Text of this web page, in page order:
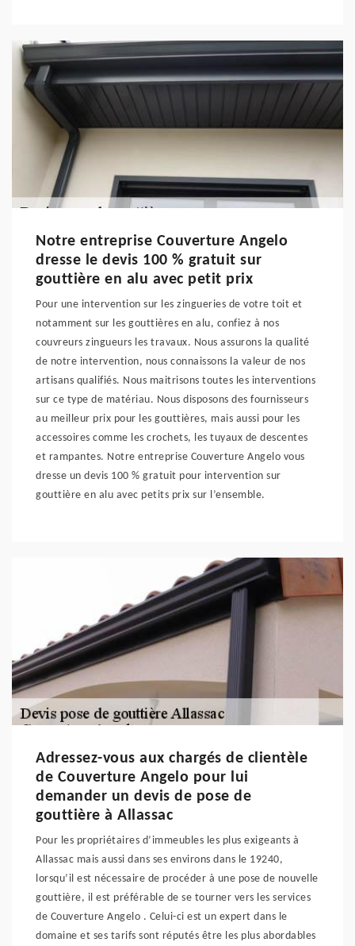
Notre entreprise Couverture Angelo
dresse le devis 100 % gratuit sur
gouttière en alu avec petit prix
Pour une intervention sur les zingueries de votre toit et
notamment sur les gouttières en alu, confiez à nos
couvreurs zingueurs les travaux. Nous assurons la qualité
de notre intervention, nous connaissons la valeur de nos
artisans qualifiés. Nous maitrisons toutes les interventions
sur ce type de matériau. Nous disposons des fournisseurs
au meilleur prix pour les gouttières, mais aussi pour les
accessoires comme les crochets, les tuyaux de descentes
et rampantes. Notre entreprise Couverture Angelo vous
dresse un devis 100 % gratuit pour intervention sur
gouttière en alu avec petits prix sur l’ensemble.
Adressez-vous aux chargés de clientèle
de Couverture Angelo pour lui
demander un devis de pose de
gouttière à Allassac
Pour les propriétaires d’immeubles les plus exigeants à
Allassac mais aussi dans ses environs dans le 19240,
lorsqu’il est nécessaire de procéder à une pose de nouvelle
gouttière, il est préférable de se tourner vers les services
de Couverture Angelo . Celui-ci est un expert dans le
domaine et ses tarifs sont réputés être les plus abordables